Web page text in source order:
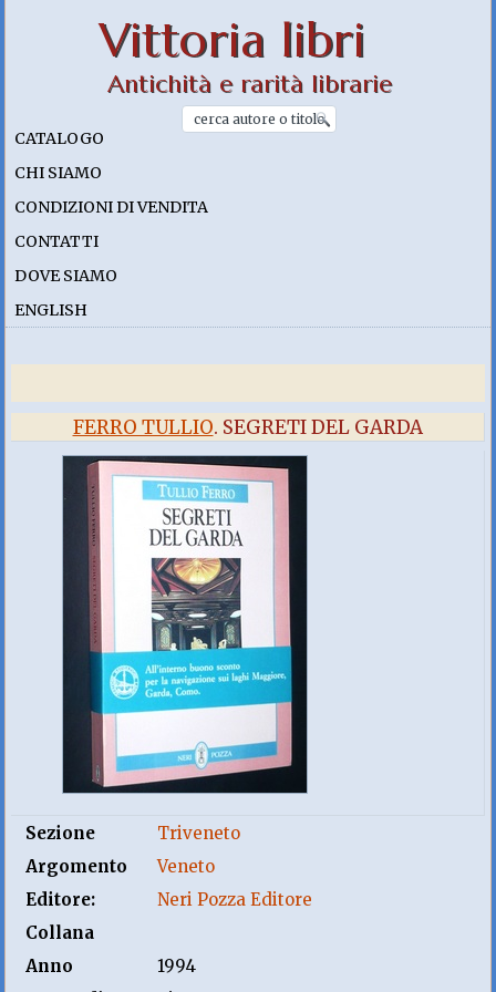
Vittoria libri
Antichità e rarità librarie
CATALOGO
CHI SIAMO
CONDIZIONI DI VENDITA
CONTATTI
DOVE SIAMO
ENGLISH
FERRO TULLIO. SEGRETI DEL GARDA
Sezione
Triveneto
Argomento
Veneto
Editore:
Neri Pozza Editore
Collana
Anno
1994